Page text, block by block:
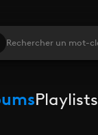
Playlists